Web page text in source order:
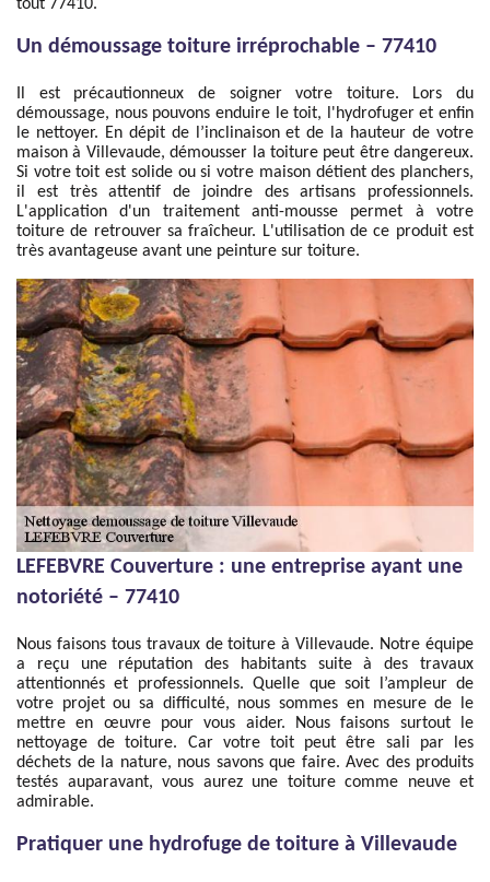
tout 77410.
Un démoussage toiture irréprochable – 77410
Il est précautionneux de soigner votre toiture. Lors du
démoussage, nous pouvons enduire le toit, l'hydrofuger et enfin
le nettoyer. En dépit de l’inclinaison et de la hauteur de votre
maison à Villevaude, démousser la toiture peut être dangereux.
Si votre toit est solide ou si votre maison détient des planchers,
il est très attentif de joindre des artisans professionnels.
L'application d'un traitement anti-mousse permet à votre
toiture de retrouver sa fraîcheur. L'utilisation de ce produit est
très avantageuse avant une peinture sur toiture.
LEFEBVRE Couverture : une entreprise ayant une
notoriété – 77410
Nous faisons tous travaux de toiture à Villevaude. Notre équipe
a reçu une réputation des habitants suite à des travaux
attentionnés et professionnels. Quelle que soit l’ampleur de
votre projet ou sa difficulté, nous sommes en mesure de le
mettre en œuvre pour vous aider. Nous faisons surtout le
nettoyage de toiture. Car votre toit peut être sali par les
déchets de la nature, nous savons que faire. Avec des produits
testés auparavant, vous aurez une toiture comme neuve et
admirable.
Pratiquer une hydrofuge de toiture à Villevaude